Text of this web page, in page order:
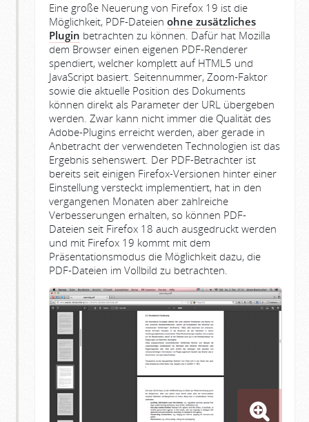
Eine große Neuerung von Firefox 19 ist die
Möglichkeit, PDF-Dateien ohne zusätzliches
Plugin betrachten zu können. Dafür hat Mozilla
dem Browser einen eigenen PDF-Renderer
spendiert, welcher komplett auf HTML5 und
JavaScript basiert. Seitennummer, Zoom-Faktor
sowie die aktuelle Position des Dokuments
können direkt als Parameter der URL übergeben
werden. Zwar kann nicht immer die Qualität des
Adobe-Plugins erreicht werden, aber gerade in
Anbetracht der verwendeten Technologien ist das
Ergebnis sehenswert. Der PDF-Betrachter ist
bereits seit einigen Firefox-Versionen hinter einer
Einstellung versteckt implementiert, hat in den
vergangenen Monaten aber zahlreiche
Verbesserungen erhalten, so können PDF-
Dateien seit Firefox 18 auch ausgedruckt werden
und mit Firefox 19 kommt mit dem
Präsentationsmodus die Möglichkeit dazu, die
PDF-Dateien im Vollbild zu betrachten.